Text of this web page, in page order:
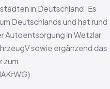
in Deutschland. Es
Deutschlands und hat rund
Autoentsorgung in Wetzlar
sowie ergänzend das
zum